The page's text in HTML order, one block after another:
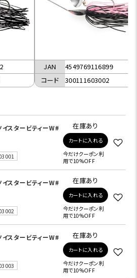
JAN
4549769116899
コード
300111603002
スタービティーW#
在庫あり
カートに入れる
今だけクーポン利
用で10%OFF
スタービティーW#
在庫あり
カートに入れる
今だけクーポン利
用で10%OFF
スタービティーW#
在庫あり
カートに入れる
今だけクーポン利
用で10%OFF